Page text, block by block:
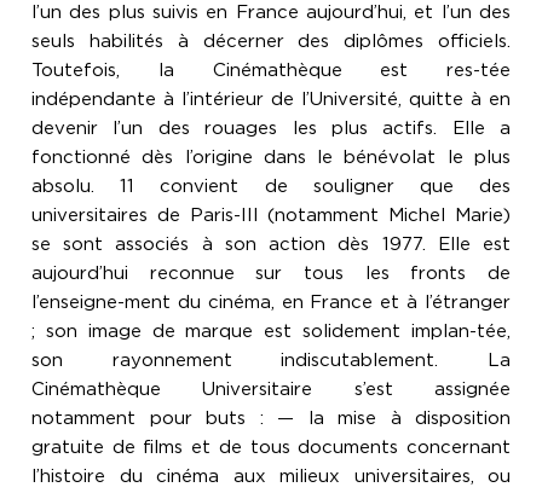
l’un des plus suivis en France aujourd’hui, et l’un des
seuls habilités à décerner des diplômes officiels.
Toutefois, la Cinémathèque est res-tée
indépendante à l’intérieur de l’Université, quitte à en
devenir l’un des rouages les plus actifs. Elle a
fonctionné dès l’origine dans le bénévolat le plus
absolu. 11 convient de souligner que des
universitaires de Paris-III (notamment Michel Marie)
se sont associés à son action dès 1977. Elle est
aujourd’hui reconnue sur tous les fronts de
l’enseigne-ment du cinéma, en France et à l’étranger
; son image de marque est solidement implan-tée,
son rayonnement indiscutablement. La
Cinémathèque Universitaire s’est assignée
notamment pour buts : — la mise à disposition
gratuite de films et de tous documents concernant
l’histoire du cinéma aux milieux universitaires, ou